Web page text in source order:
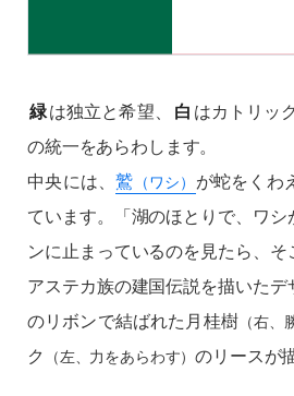
緑は独立と希望、 白 はカトリッ
の統一をあらわします。
中央には、鷲 （ワシ） が蛇をくわ
ています。「湖のほとりで、ワ
ンに止まっているのを見たら、そ
アステカ族の建国伝説を描いた
のリボンで結ばれた月桂樹（右、
ク （左、力をあらわす）のリースが